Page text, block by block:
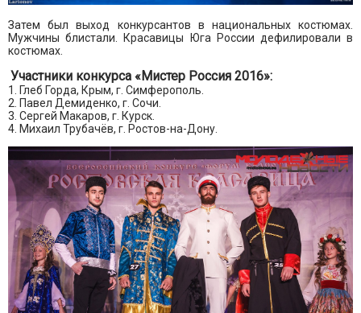
Затем был выход конкурсантов в национальных костюмах.
Мужчины блистали.
Красавицы Юга России дефилировали в
костюмах.
Участники конкурса «Мистер Россия 2016»:
1. Глеб Горда, Крым, г. Симферополь.
2. Павел Демиденко, г. Сочи.
3. Сергей Макаров, г. Курск.
4. Михаил Трубачёв, г. Ростов-на-Дону.